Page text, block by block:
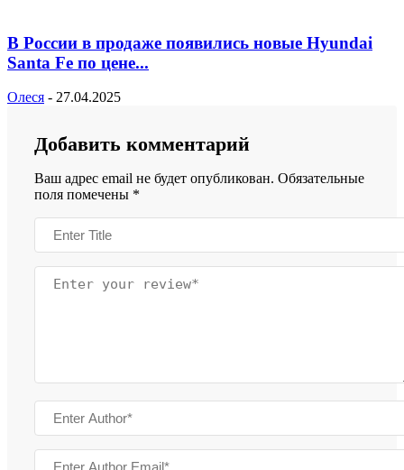
В России в продаже появились новые Hyundai
Santa Fe по цене...
Олеся - 27.04.2025
Добавить комментарий
Ваш адрес email не будет опубликован. Обязательные
поля помечены *